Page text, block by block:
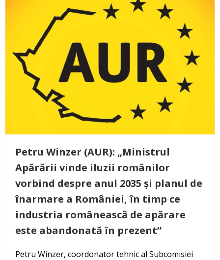
Petru Winzer (AUR): „Ministrul
Apărării vinde iluzii românilor
vorbind despre anul 2035 și planul de
înarmare a României, în timp ce
industria românească de apărare
este abandonată în prezent”
Petru Winzer, coordonator tehnic al Subcomisiei